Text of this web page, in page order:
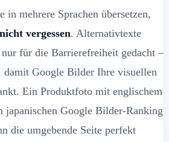
in mehrere Sprachen übersetzen,
vergessen. Alternativtexte
für die Barrierefreiheit gedacht –
damit Google Bilder Ihre visuellen
Ein Produktfoto mit englischem
Google Bilder-Ranking
die umgebende Seite perfekt